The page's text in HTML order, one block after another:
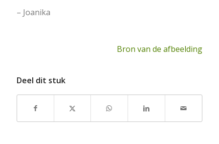
– Joanika
Bron van de afbeelding
Deel dit stuk